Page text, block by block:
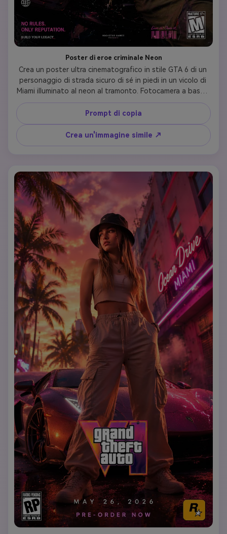
Poster di eroe criminale Neon
Crea un poster ultra cinematografico in stile GTA 6 di un
personaggio di strada sicuro di sé in piedi in un vicolo di
Miami illuminato al neon al tramonto. Fotocamera a basso
angolo scattata con palme tropicali, illuminazione rosa e
arancione luminosa, auto sportiva di lusso posizionata
dietro il soggetto. Caratteristiche ombre drammatiche,
opera d'arte promozionale estetica ispirata a Rockstar,
composizione grafica audace, trame iperrealistiche con
Prompt di copia
Crea un'immagine simile ↗